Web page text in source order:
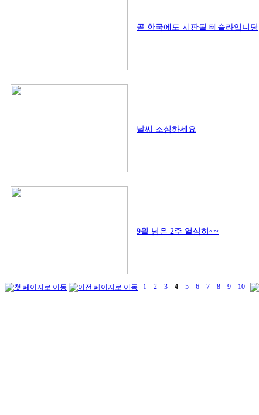
곧 한국에도 시판될 테슬라입니당
날씨 조심하세요
9월 남은 2주 열심히~~
1 2 3 4 5 6 7 8 9 10